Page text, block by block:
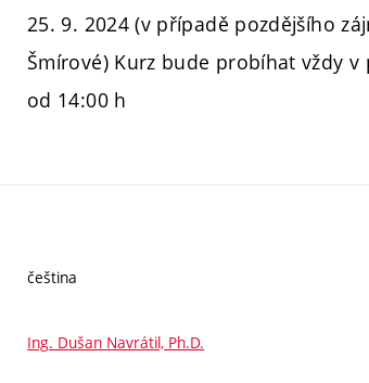
25. 9. 2024 (v případě pozdějšího
Šmírové) Kurz bude probíhat vždy v
od 14:00 h
čeština
Ing. Dušan Navrátil, Ph.D.